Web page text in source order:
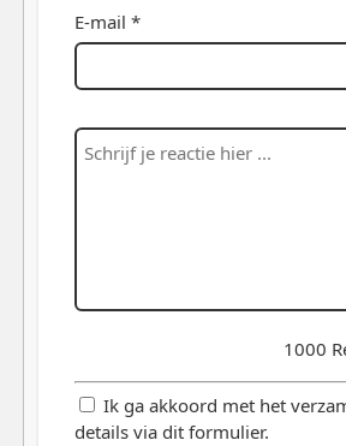
E-mail *
1000
Ik ga akkoord met het
details via dit formulier.